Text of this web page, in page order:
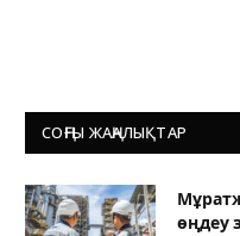
СОҢҒЫ ЖАҢАЛЫҚТАР
өңдеу